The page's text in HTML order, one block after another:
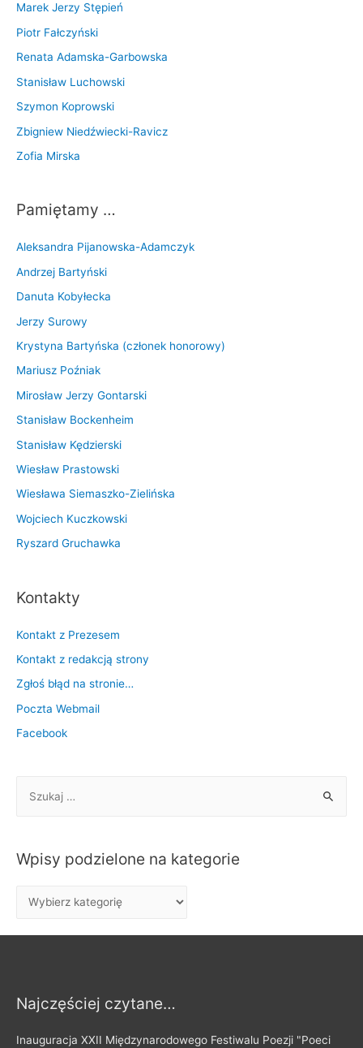
Marek Jerzy Stępień
Piotr Fałczyński
Renata Adamska-Garbowska
Stanisław Luchowski
Szymon Koprowski
Zbigniew Niedźwiecki-Ravicz
Zofia Mirska
Pamiętamy …
Aleksandra Pijanowska-Adamczyk
Andrzej Bartyński
Danuta Kobyłecka
Jerzy Surowy
Krystyna Bartyńska (członek honorowy)
Mariusz Poźniak
Mirosław Jerzy Gontarski
Stanisław Bockenheim
Stanisław Kędzierski
Wiesław Prastowski
Wiesława Siemaszko-Zielińska
Wojciech Kuczkowski
Ryszard Gruchawka
Kontakty
Kontakt z Prezesem
Kontakt z redakcją strony
Zgłoś błąd na stronie…
Poczta Webmail
Facebook
kWpisy podzielone na kategorie
p
Najczęściej czytane…
Inauguracja XXII Międzynarodowego Festiwalu Poezji "Poeci